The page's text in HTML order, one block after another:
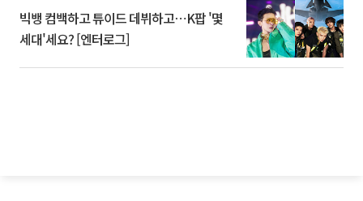
빅뱅 컴백하고 튜이드 데뷔하고⋯K팝 '몇
세대'세요? [엔터로그]